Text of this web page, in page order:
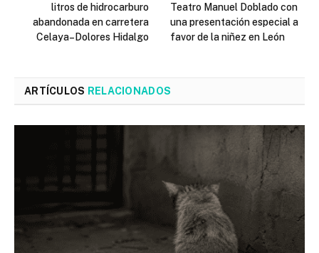
litros de hidrocarburo
abandonada en carretera
Celaya–Dolores Hidalgo
Teatro Manuel Doblado con
una presentación especial a
favor de la niñez en León
ARTÍCULOS RELACIONADOS